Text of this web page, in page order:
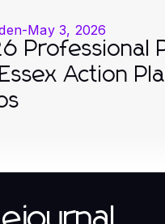
-May 3, 2026
Professional
Action